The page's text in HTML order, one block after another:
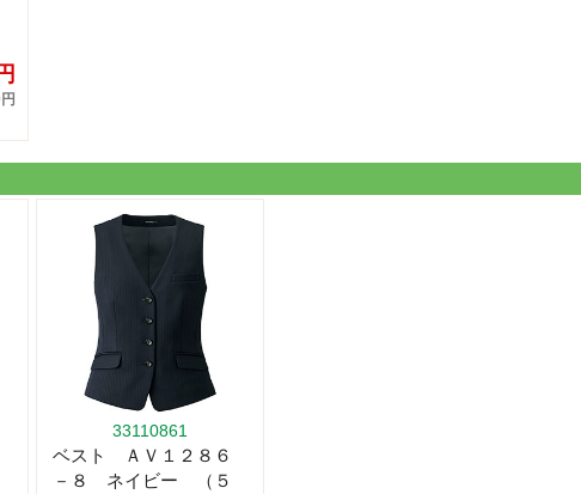
33110861
ベスト ＡＶ１２８６
－８ ネイビー （５